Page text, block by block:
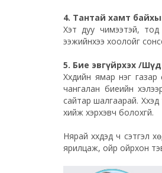
4. Тантай хамт
Хэт дуу чимээтэй, тод
ээжийнхээ хоолойг
5. Бие эвгүйрхэх /Шүд
Хүүхдийн ямар нэг
чангалан биеийн
сайтар шалгаарай.
хийж хэрхэвч болохгүй.
Нярай хүүхдэд ч сэтгэл
ярилцаж, ойр ойрхон